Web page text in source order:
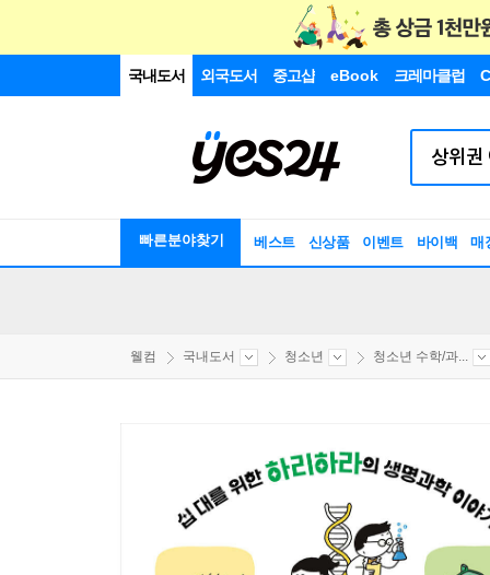
국내도서 외국도서 중고샵 eBook 크레마클럽
빠른분야찾기 베스트 신상품 이벤트 바이백 매
웰컴 국내도서 청소년 청소년 수학/과...